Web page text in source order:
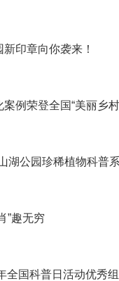
印章向你袭来！
例荣登全国“美丽乡
湖公园珍稀植物科普
”趣无穷
全国科普日活动优秀